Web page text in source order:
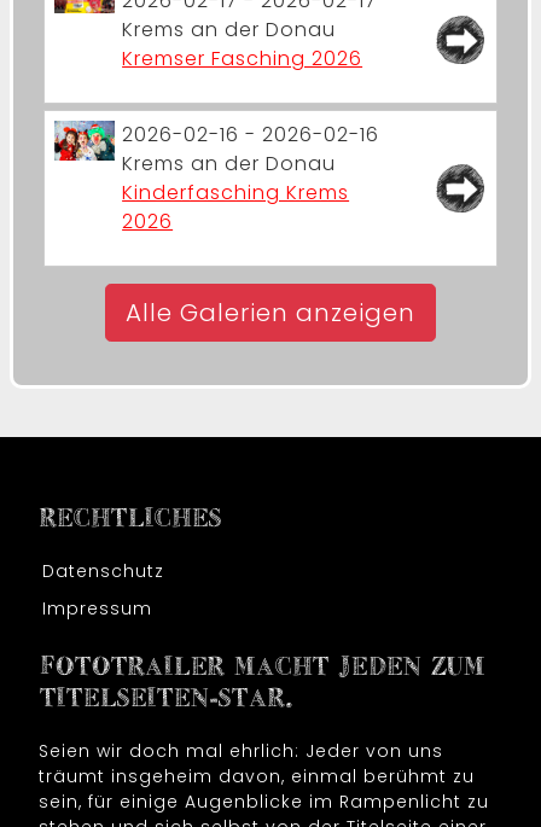
Krems an der Donau
Kremser Fasching 2026
2026-02-16 - 2026-02-16
Krems an der Donau
Kinderfasching Krems
2026
Alle Galerien anzeigen
RECHTLICHES
Datenschutz
Impressum
FOTOTRAILER MACHT JEDEN ZUM
TITELSEITEN-STAR.
Seien wir doch mal ehrlich: Jeder von uns
träumt insgeheim davon, einmal berühmt zu
sein, für einige Augenblicke im Rampenlicht zu